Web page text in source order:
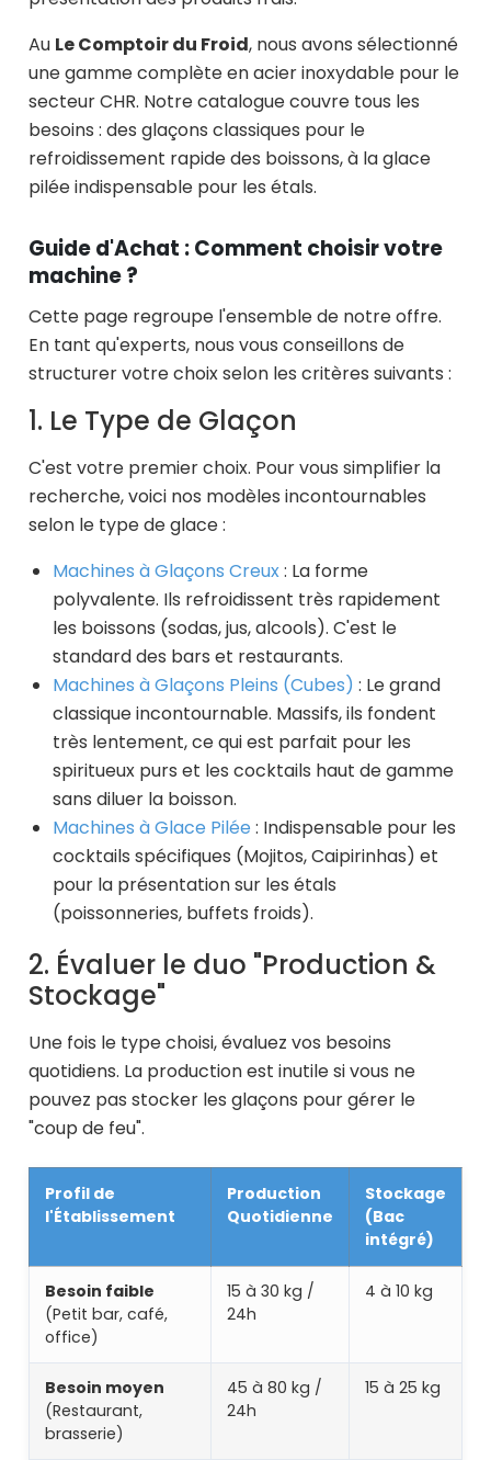
Au Le Comptoir du Froid, nous avons sélectionné
une gamme complète en acier inoxydable pour le
secteur CHR. Notre catalogue couvre tous les
besoins : des glaçons classiques pour le
refroidissement rapide des boissons, à la glace
pilée indispensable pour les étals.
Guide d'Achat : Comment choisir votre
machine ?
Cette page regroupe l'ensemble de notre offre.
En tant qu'experts, nous vous conseillons de
structurer votre choix selon les critères suivants :
1. Le Type de Glaçon
C'est votre premier choix. Pour vous simplifier la
recherche, voici nos modèles incontournables
selon le type de glace :
Machines à Glaçons Creux: La forme
polyvalente. Ils refroidissent très rapidement
les boissons (sodas, jus, alcools). C'est le
standard des bars et restaurants.
Machines à Glaçons Pleins (Cubes) : Le grand
classique incontournable. Massifs, ils fondent
très lentement, ce qui est parfait pour les
spiritueux purs et les cocktails haut de gamme
sans diluer la boisson.
Machines à Glace Pilée : Indispensable pour les
cocktails spécifiques (Mojitos, Caipirinhas) et
pour la présentation sur les étals
(poissonneries, buffets froids).
2. Évaluer le duo "Production &
Stockage"
Une fois le type choisi, évaluez vos besoins
quotidiens. La production est inutile si vous ne
pouvez pas stocker les glaçons pour gérer le
"coup de feu".
Profil de
l'Établissement
Production
Quotidienne
Stockage
(Bac
intégré)
Besoin faible
(Petit bar, café,
office)
15 à 30 kg /
24h
4 à 10 kg
Besoin moyen
(Restaurant,
brasserie)
45 à 80 kg /
24h
15 à 25 kg